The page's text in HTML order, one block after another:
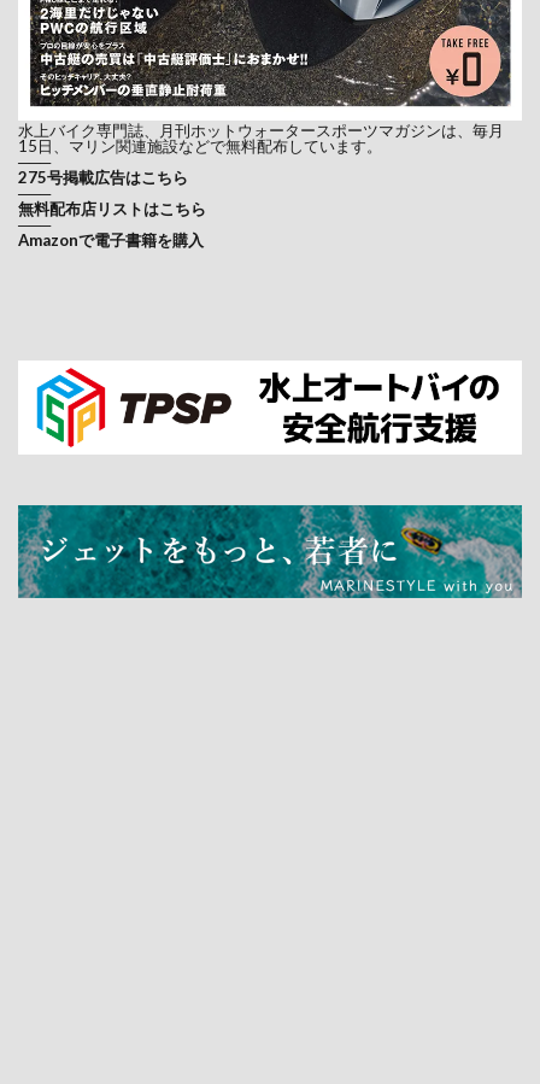
水上バイク専門誌、月刊ホットウォータースポーツマガジンは、毎月
15日、マリン関連施設などで無料配布しています。
───
275号掲載広告はこちら
───
無料配布店リストはこちら
───
Amazonで電子書籍を購入